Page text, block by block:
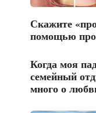
Скажите
помощью
Когда моя
семейный
много о